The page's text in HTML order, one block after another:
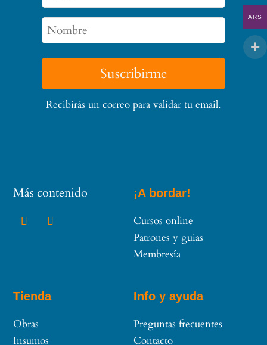
Suscribirme
Recibirás un correo para validar tu email.
Más contenido ¡A bordar!
Cursos online
Patrones y guias
Membresía
Tienda
Obras
Insumos
Info y ayuda
Preguntas frecuentes
Contacto
ARS